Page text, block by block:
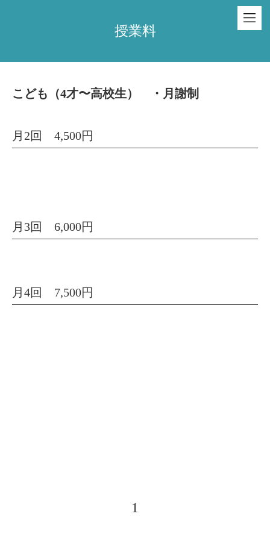
授業料
こども（4才〜高校生） ・月謝制
月2回 4,500円
月3回 6,000円
月4回 7,500円
1